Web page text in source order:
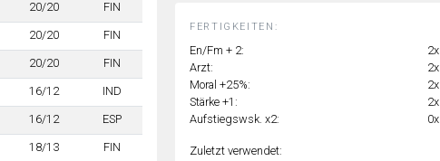
20/20 FIN
20/20 FIN
20/20 FIN
16/12 IND
16/12 ESP
18/13 FIN
FERTIGKEITEN:
En/Fm + 2:
2x
Arzt:
2x
Moral +25%:
2x
Stärke +1:
2x
Aufstiegswsk. x2:
0x
Zuletzt verwendet: